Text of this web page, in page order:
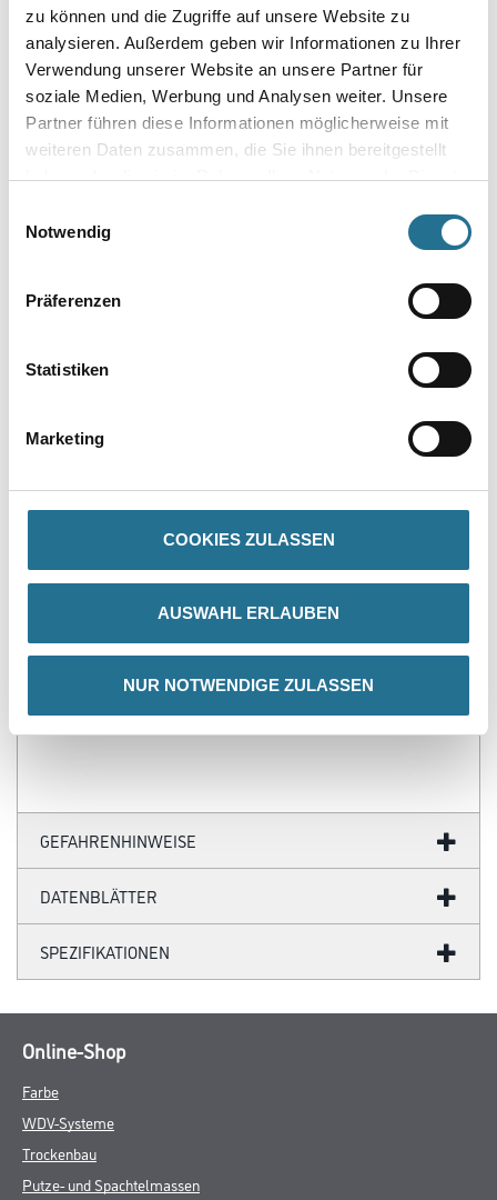
zu können und die Zugriffe auf unsere Website zu
analysieren. Außerdem geben wir Informationen zu Ihrer
Verwendung unserer Website an unsere Partner für
soziale Medien, Werbung und Analysen weiter. Unsere
Partner führen diese Informationen möglicherweise mit
weiteren Daten zusammen, die Sie ihnen bereitgestellt
haben oder die sie im Rahmen Ihrer Nutzung der Dienste
Notwendig
Präferenzen
Statistiken
Marketing
COOKIES ZULASSEN
AUSWAHL ERLAUBEN
NUR NOTWENDIGE ZULASSEN
Breite in centimeter
Gebinde
PRODUKTEIGENSCHAFTEN
- Über 100 Motive für jeden Geschmack
- Farblich anpassbare Tapetenmotive
- Hochwertige Trägermaterialien
- Ihr Fotomotiv auf Tapete
- Zertifizierte Faservliese
- Umweltfreundliche Latexfarben
GEFAHRENHINWEISE
DATENBLÄTTER
SPEZIFIKATIONEN
Online-Shop
Farbe
WDV-Systeme
Trockenbau
Putze- und Spachtelmassen